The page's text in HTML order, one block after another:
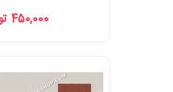
450,000 تومان